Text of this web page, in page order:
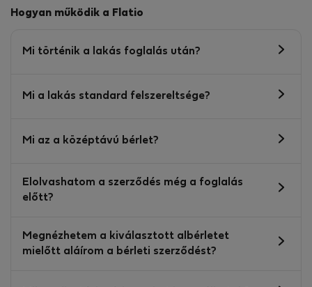
Hogyan működik a Flatio
Mi történik a lakás foglalás után?
Mi a lakás standard felszereltsége?
Mi az a középtávú bérlet?
Elolvashatom a szerződés még a foglalás
előtt?
Megnézhetem a kiválasztott albérletet
mielőtt aláírom a bérleti szerződést?